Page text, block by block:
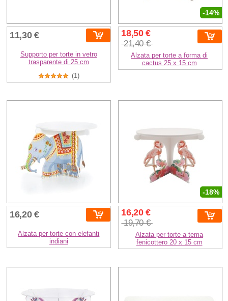
11,30 €
Supporto per torte in vetro
trasparente di 25 cm
(1)
-14%
18,50 €
21,40 €
Alzata per torte a forma di
cactus 25 x 15 cm
16,20 €
Alzata per torte con elefanti
indiani
-18%
16,20 €
19,70 €
Alzata per torte a tema
fenicottero 20 x 15 cm